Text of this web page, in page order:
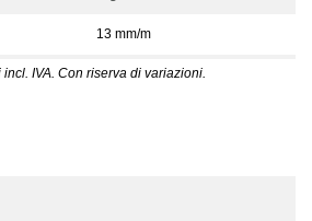
13 mm/m
IVA. Con riserva di variazioni.